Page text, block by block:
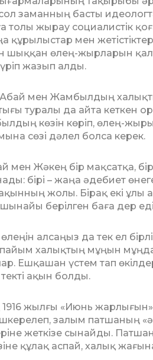
заманның басты
толы жырау социалистік
мен
шыққан өлең-жырларын
жазып алды.
Абай мен Жамбылдың
туралы да ай­та кеткен
көзін көріп, өлең-
сөзі дәлел болса керек.
мен Жәкең бір мақ­сатқа, бір
бірі – жаңа әдебиет
жолы. Бірақ екі ұлы
шынайы берілген баға дер
алсаңыз да тек ел
ха­лық­тың мұңын
Ешқашан үстем тап
ақын болды.
жылғы «Июнь жар­­­лығын»
залым патшаның
жеткізе сынайды.
құлақ аспай, халық